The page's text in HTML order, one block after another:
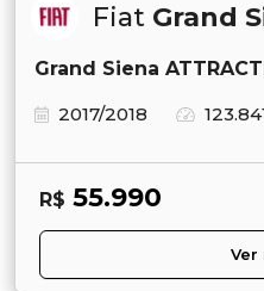
Fiat Grand
Grand Siena
2017/2018
R$ 55.990
Ver